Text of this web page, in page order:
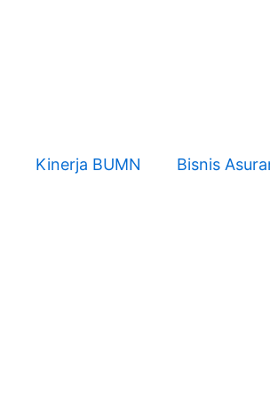
Kinerja BUMN Bisnis